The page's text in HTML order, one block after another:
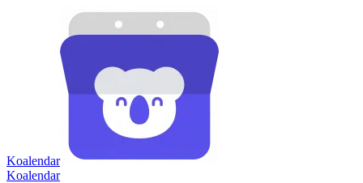
Koalendar
Koalendar